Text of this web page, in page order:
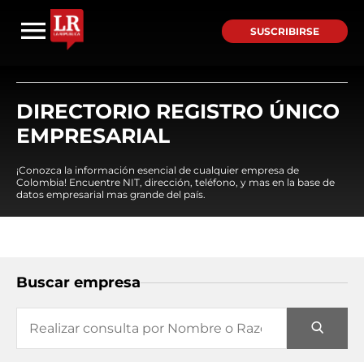
SUSCRIBIRSE
DIRECTORIO REGISTRO ÚNICO
EMPRESARIAL
¡Conozca la información esencial de cualquier empresa de
Colombia! Encuentre NIT, dirección, teléfono, y mas en la base de
datos empresarial mas grande del país.
Buscar empresa